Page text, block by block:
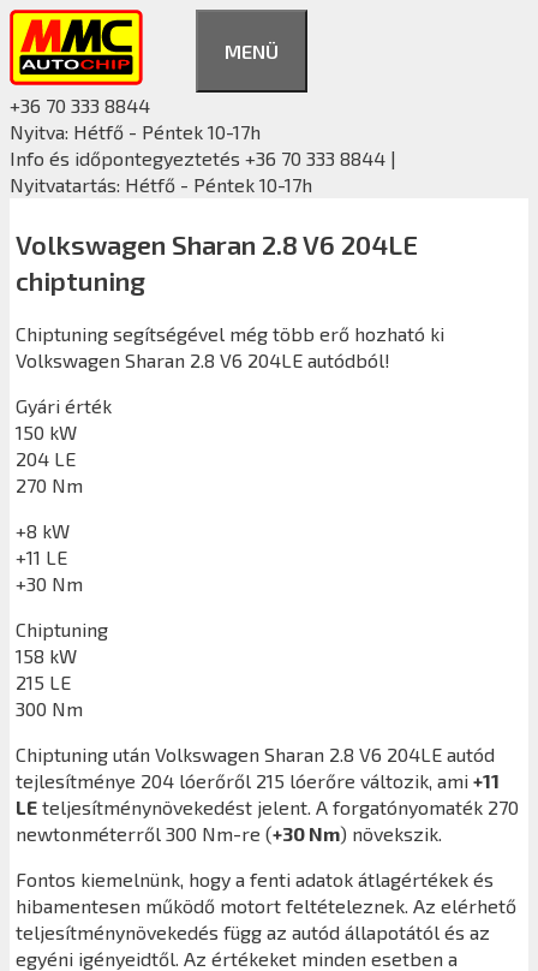
Kilépés
tartalomba
MENÜ
+36 70 333 8844
Nyitva: Hétfő - Péntek 10-17h
Info és időpontegyeztetés +36 70 333 8844 |
Nyitvatartás: Hétfő - Péntek 10-17h
Volkswagen Sharan 2.8 V6 204LE
chiptuning
Chiptuning segítségével még több erő hozható ki
Volkswagen Sharan 2.8 V6 204LE autódból!
Gyári érték
150 kW
204 LE
270 Nm
+8 kW
+11 LE
+30 Nm
Chiptuning
158 kW
215 LE
300 Nm
Chiptuning után Volkswagen Sharan 2.8 V6 204LE autód
tejlesítménye 204 lóerőről 215 lóerőre változik, ami +11
LE teljesítménynövekedést jelent. A forgatónyomaték 270
newtonméterről 300 Nm-re (+30 Nm) növekszik.
Fontos kiemelnünk, hogy a fenti adatok átlagértékek és
hibamentesen működő motort feltételeznek. Az elérhető
teljesítménynövekedés függ az autód állapotától és az
egyéni igényeidtől. Az értékeket minden esetben a